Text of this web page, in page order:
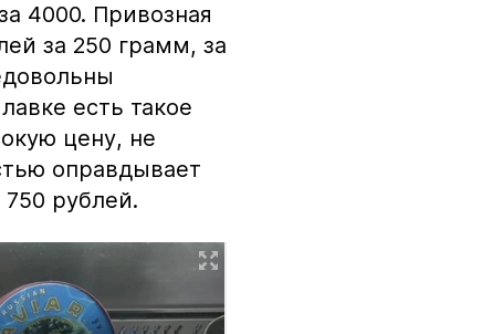
4000. Привозная
за 250 грамм, за
есть такое
цену, не
оправдывает
рублей.